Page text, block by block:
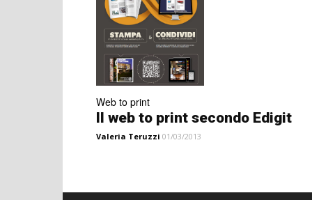
Web to print
Il web to print secondo Edigit
Valeria Teruzzi 01/03/2013